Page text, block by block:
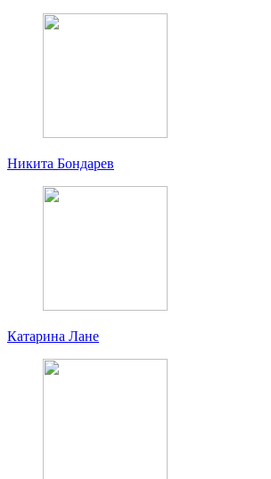
Никита Бондарев
Катарина Лане